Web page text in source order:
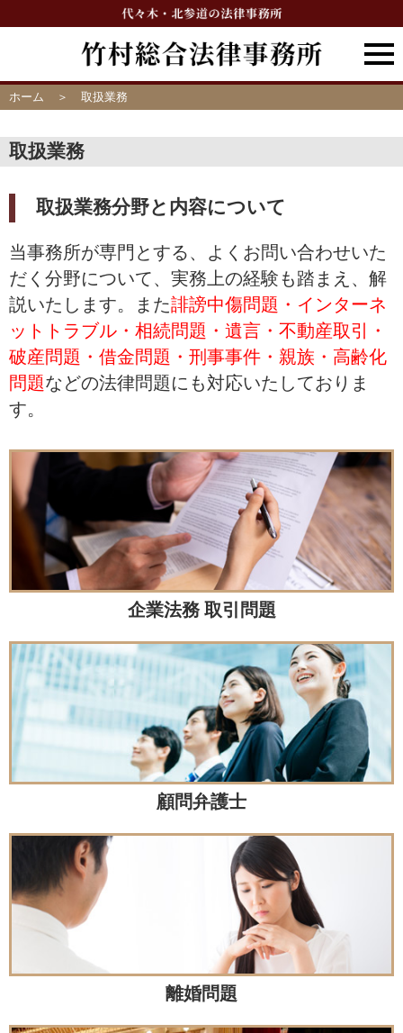
ホーム 取扱業務
取扱業務
取扱業務分野と内容について
当事務所が専門とする、よくお問い合わせいた
だく分野について、実務上の経験も踏まえ、解
説いたします。また誹謗中傷問題・インターネ
ットトラブル・相続問題・遺言・不動産取引・
破産問題・借金問題・刑事事件・親族・高齢化
問題などの法律問題にも対応いたしておりま
す。
企業法務 取引問題
顧問弁護士
離婚問題